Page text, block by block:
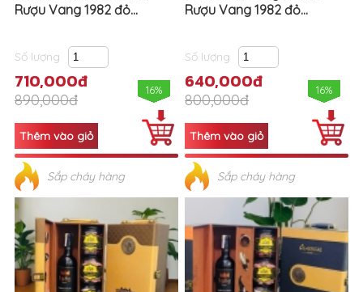
Rượu Vang 1982 đỏ...
Số lượng
710,000đ
890,000đ
16%
Sắp cháy hàng
Rượu Vang 1982 đỏ...
Số lượng
640,000đ
800,000đ
16%
Sắp cháy hàng